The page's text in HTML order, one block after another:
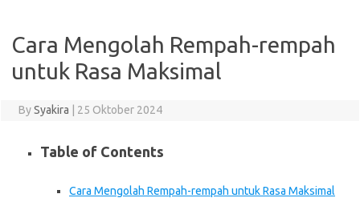
Cara Mengolah Rempah-rempah
untuk Rasa Maksimal
BySyakira 25 Oktober 2024
Table of Contents
Cara Mengolah Rempah-rempah untuk Rasa Maksimal